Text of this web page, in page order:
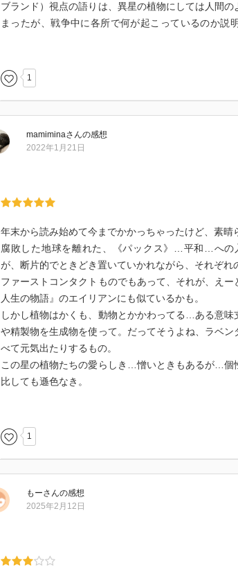
ブランド）視点の語りは、異星の植物にしては人間
まったが、戦争中に各所で何が起こっているのか説
1
mamiminaさんの感想
2022年1月21日
年末から読み始めて今までかかっちゃったけど、素晴
腐敗した地球を離れた、《パックス》…平和…への
が、断片的でときどき置いていかれながら、それぞれ
ファーストコンタクトものでもあって、それが、え
人生の物語』のエイリアンにも似ているかも。
しかし植物はかくも、動物とかかわってる…ある意
や精製物を生成物を使って。だってそうよね、ラベ
べて元気出たりするもの。
この星の植物たちの愛らしき…憎いときもあるが…個
比しても遜色なき。
ラストあたりを、ドビュッシーとグレンモランジー
気持ちいいのでした。
1
もーさんの感想
2025年2月12日